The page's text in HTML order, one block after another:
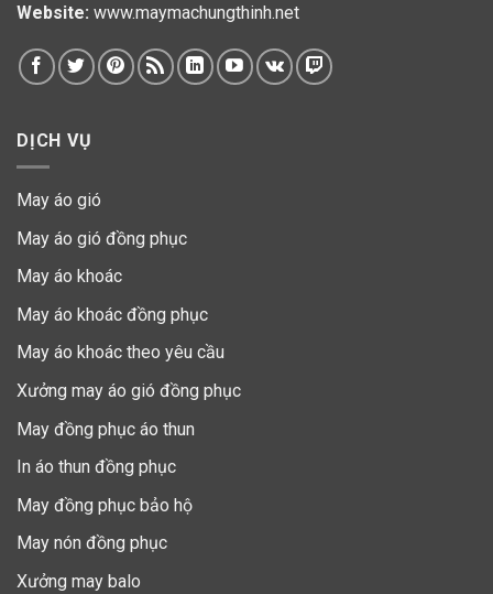
Website: www.maymachungthinh.net
DỊCH VỤ
May áo gió
May áo gió đồng phục
May áo khoác
May áo khoác đồng phục
May áo khoác theo yêu cầu
Xưởng may áo gió đồng phục
May đồng phục áo thun
In áo thun đồng phục
May đồng phục bảo hộ
May nón đồng phục
Xưởng may balo